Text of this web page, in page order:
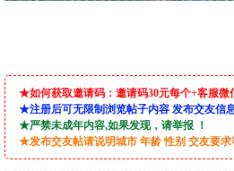
★如何获取邀请码：邀请码30元每个+客服微
★注册后可无限制浏览帖子内容 发布交友信
★严禁未成年内容,如果发现，请举报 ！
★发布交友帖请说明城市 年龄 性别 交友要求